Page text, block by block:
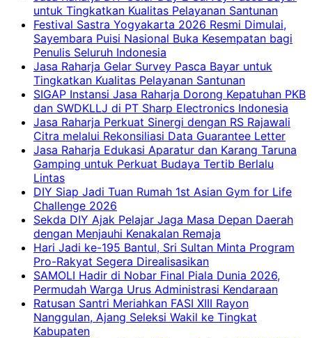
untuk Tingkatkan Kualitas Pelayanan Santunan
Festival Sastra Yogyakarta 2026 Resmi Dimulai,
Sayembara Puisi Nasional Buka Kesempatan bagi
Penulis Seluruh Indonesia
Jasa Raharja Gelar Survey Pasca Bayar untuk
Tingkatkan Kualitas Pelayanan Santunan
SIGAP Instansi Jasa Raharja Dorong Kepatuhan PKB
dan SWDKLLJ di PT Sharp Electronics Indonesia
Jasa Raharja Perkuat Sinergi dengan RS Rajawali
Citra melalui Rekonsiliasi Data Guarantee Letter
Jasa Raharja Edukasi Aparatur dan Karang Taruna
Gamping untuk Perkuat Budaya Tertib Berlalu
Lintas
DIY Siap Jadi Tuan Rumah 1st Asian Gym for Life
Challenge 2026
Sekda DIY Ajak Pelajar Jaga Masa Depan Daerah
dengan Menjauhi Kenakalan Remaja
Hari Jadi ke-195 Bantul, Sri Sultan Minta Program
Pro-Rakyat Segera Direalisasikan
SAMOLI Hadir di Nobar Final Piala Dunia 2026,
Permudah Warga Urus Administrasi Kendaraan
Ratusan Santri Meriahkan FASI XIII Rayon
Nanggulan, Ajang Seleksi Wakil ke Tingkat
Kabupaten